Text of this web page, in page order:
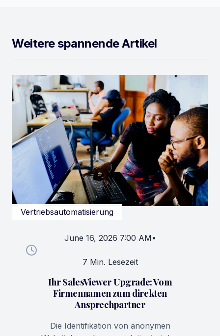
Weitere spannende Artikel
Vertriebsautomatisierung
June 16, 2026 7:00 AM•
7 Min. Lesezeit
Ihr SalesViewer Upgrade: Vom
Firmennamen zum direkten
Ansprechpartner
Die Identifikation von anonymen